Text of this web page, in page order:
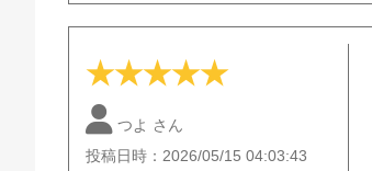
★★★★★
つよ さん
投稿日時：2026/05/15 04:03:43